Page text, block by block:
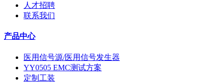
人才招聘
联系我们
产品中心
医用信号源/医用信号发生器
YY0505 EMC测试方案
定制工装